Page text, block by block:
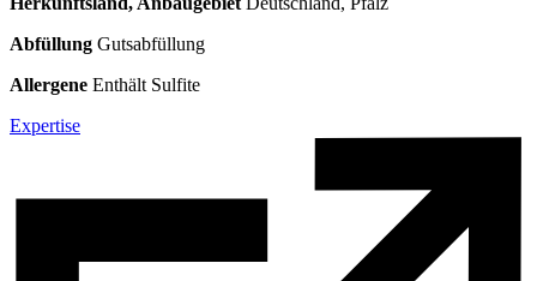
Abfüllung Gutsabfüllung
Allergene Enthält Sulfite
Expertise